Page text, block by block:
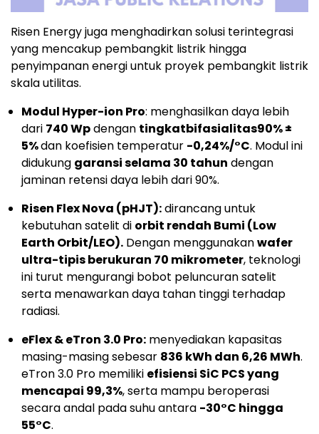
Risen Energy juga menghadirkan solusi terintegrasi
yang mencakup pembangkit listrik hingga
penyimpanan energi untuk proyek pembangkit listrik
skala utilitas.
Modul Hyper-ion Pro: menghasilkan daya lebih
dari 740 Wpdengan tingkatbifasialitas90% ±
5%dan koefisien temperatur -0,24%/°C. Modul ini
didukung garansi selama 30 tahun dengan
jaminan retensi daya lebih dari 90%.
Risen Flex Nova (pHJT):dirancang untuk
kebutuhan satelit di orbit rendah Bumi (Low
Earth Orbit/LEO). Dengan menggunakanwafer
ultra-tipis berukuran 70 mikrometer, teknologi
ini turut mengurangi bobot peluncuran satelit
serta menawarkan daya tahan tinggi terhadap
radiasi.
eFlex & eTron 3.0 Pro: menyediakan kapasitas
masing-masing sebesar 836 kWh dan 6,26 MWh.
eTron 3.0 Pro memiliki efisiensi SiC PCS yang
mencapai 99,3%, serta mampu beroperasi
secara andal pada suhu antara -30°C hingga
55°C.